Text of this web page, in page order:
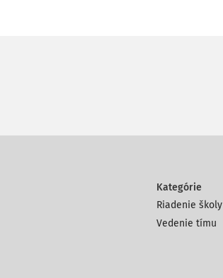
Kategórie
Riadenie školy
Vedenie tímu